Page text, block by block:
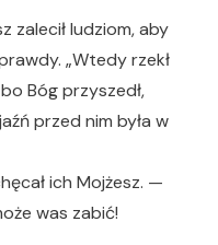
zalecił ludziom, aby
„Wtedy rzekł
Bóg przyszedł,
przed nim była w
ich Mojżesz. —
was zabić!